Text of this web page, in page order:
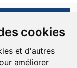
cookies
et d'autres
améliorer
réservés.